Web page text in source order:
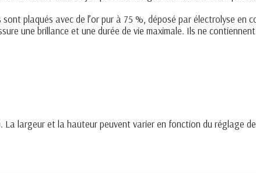
plaqués avec de l’or pur à 75 %, déposé par électrolyse en
une brillance et une durée de vie maximale. Ils ne
La largeur et la hauteur peuvent varier en fonction du réglage